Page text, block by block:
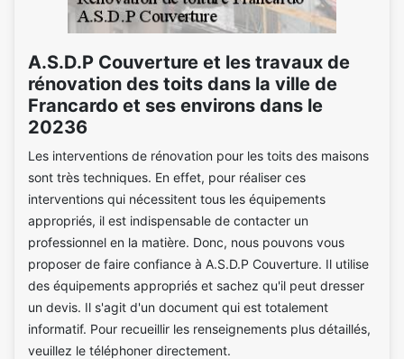
A.S.D.P Couverture et les travaux de
rénovation des toits dans la ville de
Francardo et ses environs dans le
20236
Les interventions de rénovation pour les toits des maisons
sont très techniques. En effet, pour réaliser ces
interventions qui nécessitent tous les équipements
appropriés, il est indispensable de contacter un
professionnel en la matière. Donc, nous pouvons vous
proposer de faire confiance à A.S.D.P Couverture. Il utilise
des équipements appropriés et sachez qu'il peut dresser
un devis. Il s'agit d'un document qui est totalement
informatif. Pour recueillir les renseignements plus détaillés,
veuillez le téléphoner directement.